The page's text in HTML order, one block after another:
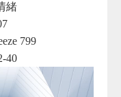
緒
799
40